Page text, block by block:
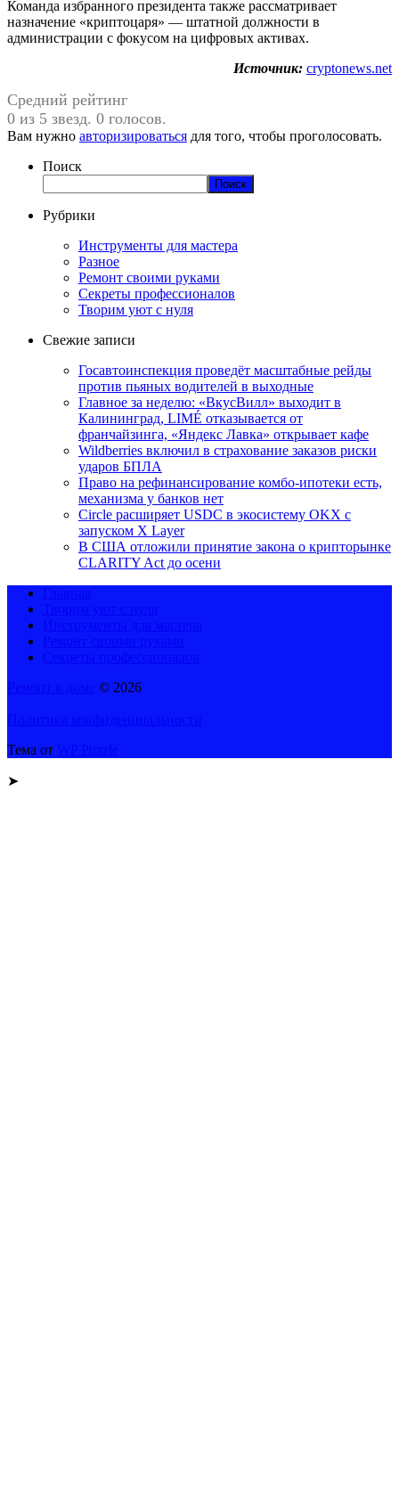
Команда избранного президента также рассматривает
назначение «криптоцаря» — штатной должности в
администрации с фокусом на цифровых активах.
Источник: cryptonews.net
Средний рейтинг
0 из 5 звезд. 0 голосов.
Вам нужно авторизироваться для того, чтобы проголосовать.
Поиск
Поиск
Рубрики
Инструменты для мастера
Разное
Ремонт своими руками
Секреты профессионалов
Творим уют с нуля
Свежие записи
Госавтоинспекция проведёт масштабные рейды
против пьяных водителей в выходные
Главное за неделю: «ВкусВилл» выходит в
Калининград, LIMÉ отказывается от
франчайзинга, «Яндекс Лавка» открывает кафе
Wildberries включил в страхование заказов риски
ударов БПЛА
Право на рефинансирование комбо-ипотеки есть,
механизма у банков нет
Circle расширяет USDC в экосистему OKX с
запуском X Layer
В США отложили принятие закона о крипторынке
CLARITY Act до осени
© 2026
Тема от
➤